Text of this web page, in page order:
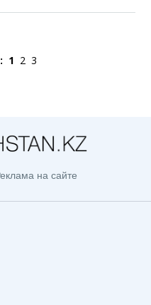
1 2 3
на сайте